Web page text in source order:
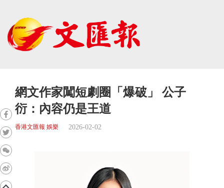
網文作家闖短劇圈「爆破」 公子
衍：內容仍是王道
香港文匯報 娛樂 2026-02-02